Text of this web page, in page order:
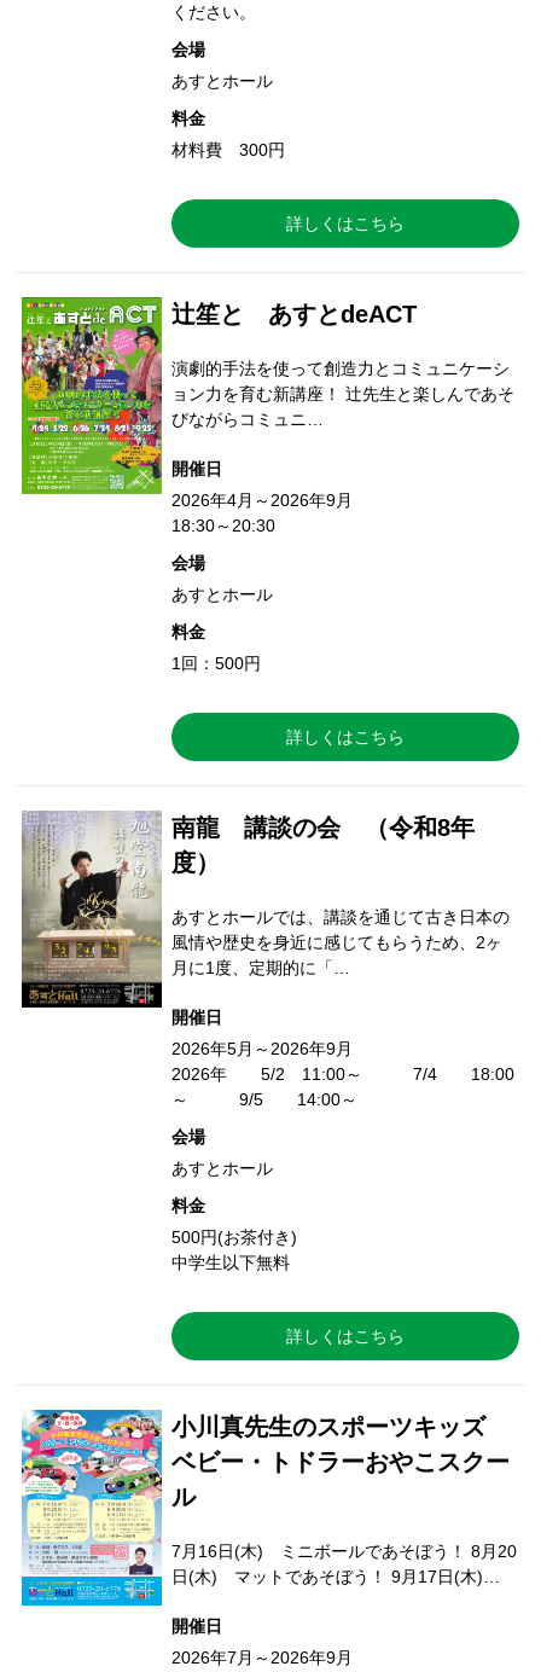
ください。
会場
あすとホール
料金
材料費 300円
詳しくはこちら
辻笙と あすとdeACT
演劇的手法を使って創造力とコミュニケーシ
ョン力を育む新講座！ 辻先生と楽しんであそ
びながらコミュニ…
開催日
2026年4月～2026年9月
18:30～20:30
会場
あすとホール
料金
1回：500円
詳しくはこちら
南龍 講談の会 （令和8年
度）
あすとホールでは、講談を通じて古き日本の
風情や歴史を身近に感じてもらうため、2ヶ
月に1度、定期的に「…
開催日
2026年5月～2026年9月
2026年 5/2 11:00～ 7/4 18:00
～ 9/5 14:00～
会場
あすとホール
料金
500円(お茶付き)
中学生以下無料
詳しくはこちら
小川真先生のスポーツキッズ
ベビー・トドラーおやこスクー
ル
7月16日(木) ミニボールであそぼう！ 8月20
日(木) マットであそぼう！ 9月17日(木)…
開催日
2026年7月～2026年9月